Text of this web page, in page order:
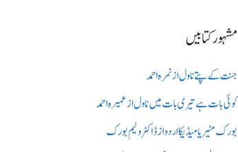
مشہور کتابیں
جنت کے پتے ناول از نمرہ احمد
کوئی بات ہے تیری بات میں ناول از عمیرہ احمد
بورک مٹیریا میڈیکااردو از ڈاکٹر ولیم بورک